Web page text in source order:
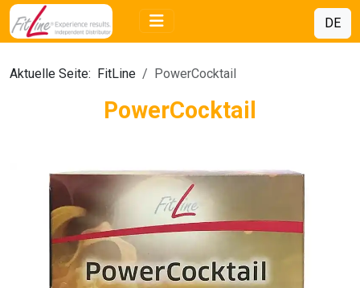
DE
Aktuelle Seite: FitLine PowerCocktail
PowerCocktail